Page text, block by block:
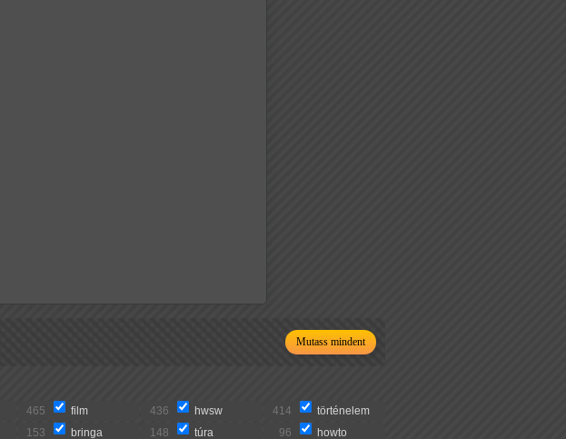
Mutass mindent
465 film 436 hwsw 414
történelem
153 bringa 148 túra 96
howto